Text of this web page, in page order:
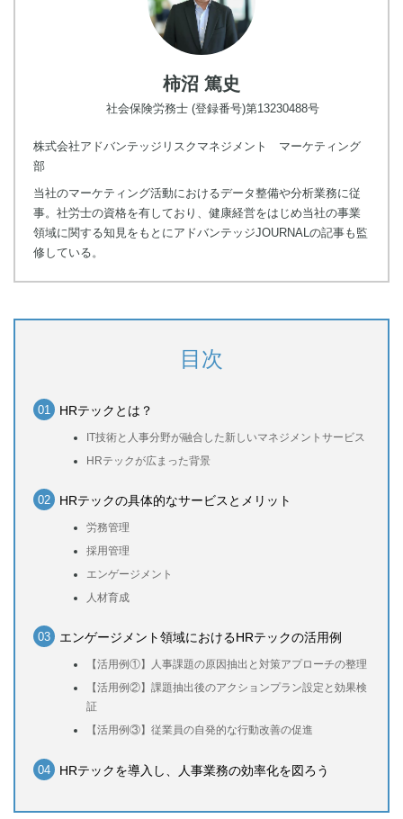
柿沼 篤史
社会保険労務士 (登録番号)第13230488号
株式会社アドバンテッジリスクマネジメント マーケティング
部
当社のマーケティング活動におけるデータ整備や分析業務に従
事。社労士の資格を有しており、健康経営をはじめ当社の事業
領域に関する知見をもとにアドバンテッジJOURNALの記事も監
修している。
目次
HRテックとは？
IT技術と人事分野が融合した新しいマネジメントサービス
HRテックが広まった背景
HRテックの具体的なサービスとメリット
労務管理
採用管理
エンゲージメント
人材育成
エンゲージメント領域におけるHRテックの活用例
【活用例①】人事課題の原因抽出と対策アプローチの整理
【活用例②】課題抽出後のアクションプラン設定と効果検
証
【活用例③】従業員の自発的な行動改善の促進
HRテックを導入し、人事業務の効率化を図ろう